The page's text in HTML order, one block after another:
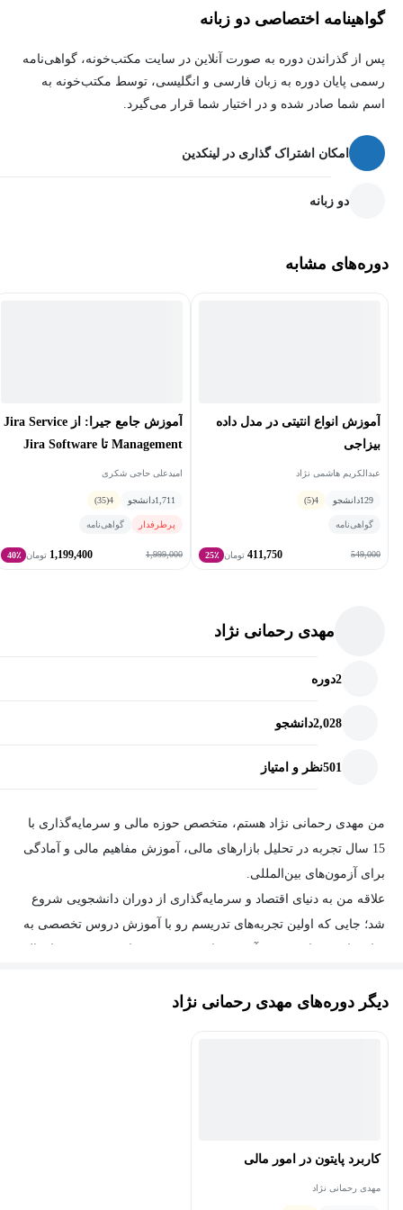
پایین هر ویدیو مشخص شده:
🎙 اگر نوشته شده "Voice adapted and dubbed by ..." یعنی ویدیو اصلی
از Udemy بوده و فقط دوبله و سینک صدا انجام شده.
🎬 اگر نوشته شده "A production by ..." یعنی اون ویدیو کاملاً توسط
خودم تولید و آماده‌سازی شده.
🎯 این دوره برای کی خوبه؟
پوشش کامل درس اخلاق طبق کتاب رسمی CFA
دوبله حرفه‌ای با زبان خودمونی و قابل‌فهم
مناسب برای مرور، یادگیری عمیق و آمادگی آزمون
گواهینامه اختصاصی دو زبانه
پس از گذراندن دوره به صورت آنلاین در سایت مکتب‌خونه، گواهی‌نامه
رسمی پایان دوره به زبان فارسی و انگلیسی، توسط مکتب‌خونه به
اسم شما صادر شده و در اختیار شما قرار می‌گیرد.
امکان اشتراک گذاری در لینکدین
دو زبانه
دوره‌های مشابه
آموزش انواع انتیتی در مدل داده
بیزاجی
عبدالکریم هاشمی نژاد
129دانشجو 4
(5)
گواهی‌نامه
549,000
411,750 تومان 25٪
آموزش جامع جیرا: از Jira Service
Management تا Jira Software
امیدعلی حاجی شکری
1,711دانشجو 4
(35)
پرطرفدار گواهی‌نامه
1,999,000
1,199,400 تومان 40٪
مهدی رحمانی نژاد
2دوره
2,028دانشجو
501نظر و امتیاز
من مهدی رحمانی نژاد هستم، متخصص حوزه مالی و سرمایه‌گذاری با
15 سال تجربه در تحلیل بازارهای مالی، آموزش مفاهیم مالی و آمادگی
برای آزمون‌های بین‌المللی.
علاقه من به دنیای اقتصاد و سرمایه‌گذاری از دوران دانشجویی شروع
شد؛ جایی که اولین تجربه‌های تدریسم رو با آموزش دروس تخصصی به
در کنار تحصیلات دانشگاهی در مقطع کارشناسی ارشد و سال‌ها
منتقل کنم؛ چیزی که همیشه بازخوردهای خیلی خوبی ازش گرفتم
دیگر دوره‌های مهدی رحمانی نژاد
کاربرد پایتون در امور مالی
مهدی رحمانی نژاد